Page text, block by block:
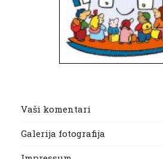
Vaši komentari
Galerija fotografija